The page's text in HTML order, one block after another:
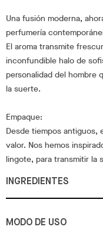
Una fusión moderna,
perfumería
El aroma transmite
inconfundible halo de
personalidad del hombre
la suerte.
Empaque:
Desde tiempos antiguos,
valor. Nos hemos
lingote, para transmitir la
INGREDIENTES
MODO DE USO